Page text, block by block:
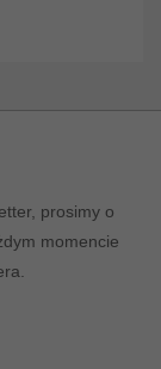
prosimy o
momencie